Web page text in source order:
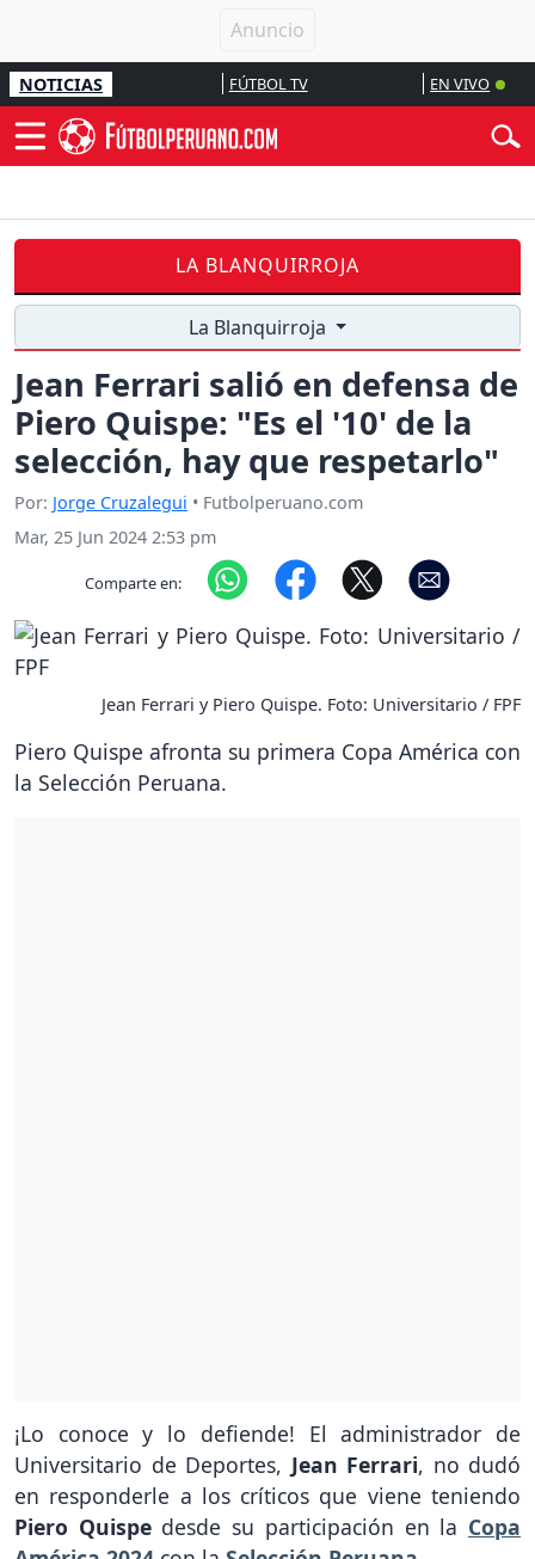
NOTICIAS FÚTBOL TV EN VIVO
LA BLANQUIRROJA
La Blanquirroja
Jean Ferrari salió en defensa de
Piero Quispe: "Es el '10' de la
selección, hay que respetarlo"
Por: Jorge Cruzalegui • Futbolperuano.com
Mar, 25 Jun 2024 2:53 pm
Comparte en:
Jean Ferrari y Piero Quispe. Foto: Universitario / FPF
Piero Quispe afronta su primera Copa América con
la Selección Peruana.
¡Lo conoce y lo defiende! El administrador de
Universitario de Deportes, Jean Ferrari, no dudó
en responderle a los críticos que viene teniendo
Piero Quispedesde su participación en la Copa